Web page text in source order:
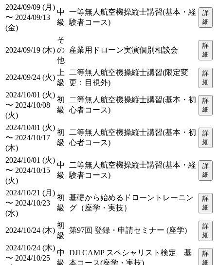
2024/09/09 (月)
〜 2024/09/13
(金)
中
級
一等無人航空機操縦士講習(基本・経
験者コース)
詳
細
2024/09/19 (木)
そ
の
他
産業用ドローン実演個別相談会
詳
細
2024/09/24 (火)
上
級
二等無人航空機操縦士講習(限定変
更：目視外)
詳
細
2024/10/01 (火)
〜 2024/10/08
(火)
初
級
二等無人航空機操縦士講習(基本・初
心者コース)
詳
細
2024/10/01 (火)
〜 2024/10/17
(木)
初
級
二等無人航空機操縦士講習(基本・初
心者コース)
詳
細
2024/10/01 (火)
〜 2024/10/15
(火)
中
級
二等無人航空機操縦士講習(基本・経
験者コース)
詳
細
2024/10/21 (月)
〜 2024/10/23
(水)
初
級
基礎から始めるドローントレーニン
グ（座学・実技）
詳
細
2024/10/24 (木)
初
級
第97回 登録・申請セミナー (座学)
詳
細
2024/10/24 (木)
〜 2024/10/25
中
級
DJI CAMP スペシャリスト検定 基
本コース(座学・実技)
詳
細